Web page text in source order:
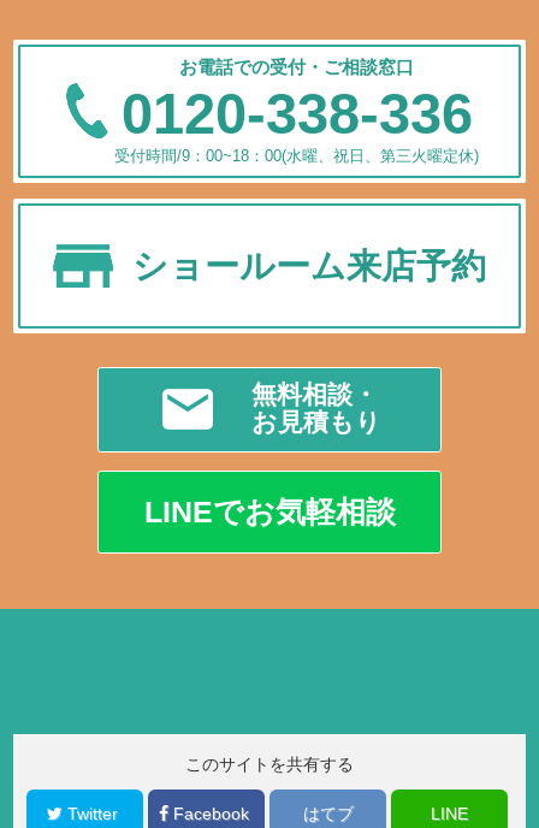
お電話での受付・ご相談窓口
0120-338-336
受付時間/9：00~18：00(水曜、祝日、第三火曜定休)
ショールーム来店予約
無料相談・
お見積もり
LINEでお気軽相談
このサイトを共有する
Twitter Facebook はてブ LINE